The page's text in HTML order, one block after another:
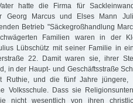
hatte die Firma für
Georg Marcus und Elses Mann
Betrieb "Säckegroßhandlung
Familien waren in der
Lübschütz mit seiner Familie in
22. Damit waren sie, ihrer
in der Haupt- und Geschäftsstraße
Ruthie, und die fünf Jahre jüngere,
Volksschule. Dass sie
nicht wesentlich von ihren